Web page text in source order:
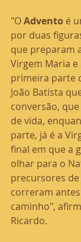
"O Advento é
por duas
que preparam
Virgem Maria e
primeira parte
João Batista
conversão,
de vida,
parte, já é a
final em que a
olhar para o
precursores de
correram
caminho",
Ricardo.